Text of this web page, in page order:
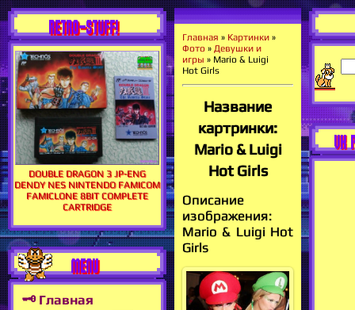
RETRO-STUFF!
DOUBLE DRAGON 3 JP-ENG
DENDY NES NINTENDO FAMICOM
FAMICLONE 8BIT COMPLETE
CARTRIDGE
MENU
🗝 Главная
Главная » Картинки »
Фото » Девушки и
игры » Mario & Luigi
Hot Girls
Название
картринки:
Mario & Luigi
Hot Girls
Описание
изображения:
Mario & Luigi Hot
Girls
VK